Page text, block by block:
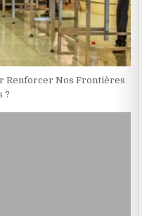
Renforcer Nos Frontières
?